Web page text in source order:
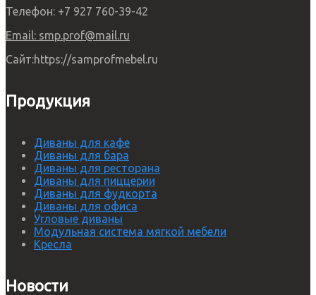
Телефон: +7 927 760-39-42
Email: smp.prof@mail.ru
Сайт:https://samprofmebel.ru
Продукция
Диваны для кафе
Диваны для бара
Диваны для ресторана
Диваны для пиццерии
Диваны для фудкорта
Диваны для офиса
Угловые диваны
Модульная система мягкой мебели
Кресла
Новости